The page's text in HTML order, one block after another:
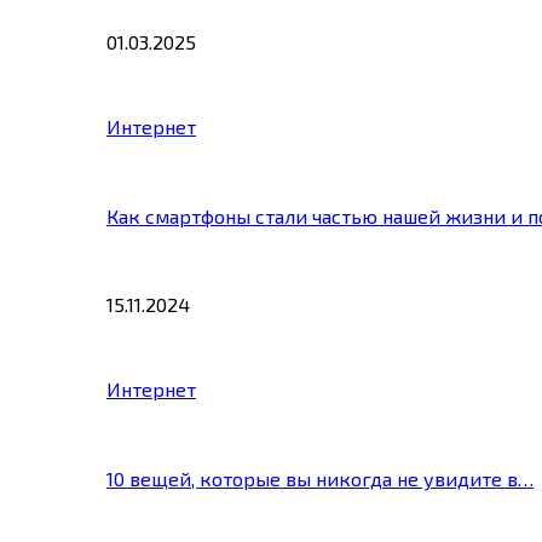
01.03.2025
Интернет
Как смартфоны стали частью нашей жизни и
15.11.2024
Интернет
10 вещей, которые вы никогда не увидите в…